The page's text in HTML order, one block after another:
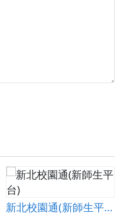
新北校園通(新師生平台)